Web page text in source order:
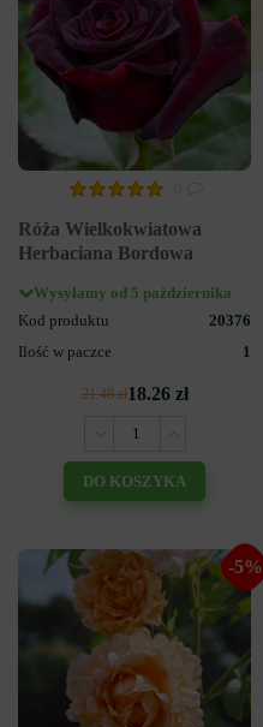
Róża Wielkokwiatowa
Herbaciana Bordowa
Wysyłamy od 5 października
Kod produktu
20376
Ilość w paczce
1
21.48 zł18.26 zł
DO KOSZYKA
-5%